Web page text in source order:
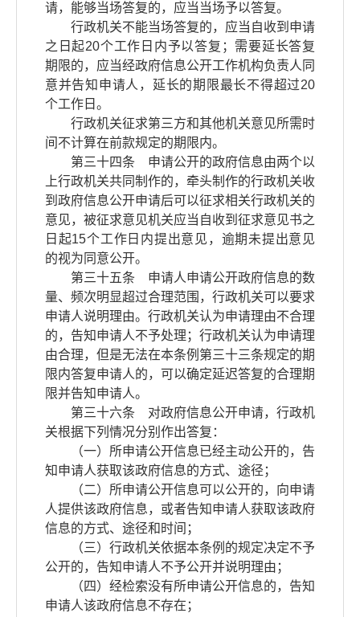
请，能够当场答复的，应当当场予以答复。
行政机关不能当场答复的，应当自收到申请
之日起20个工作日内予以答复；需要延长答复
期限的，应当经政府信息公开工作机构负责人同
意并告知申请人，延长的期限最长不得超过20
个工作日。
行政机关征求第三方和其他机关意见所需时
间不计算在前款规定的期限内。
第三十四条 申请公开的政府信息由两个以
上行政机关共同制作的，牵头制作的行政机关收
到政府信息公开申请后可以征求相关行政机关的
意见，被征求意见机关应当自收到征求意见书之
日起15个工作日内提出意见，逾期未提出意见
的视为同意公开。
第三十五条 申请人申请公开政府信息的数
量、频次明显超过合理范围，行政机关可以要求
申请人说明理由。行政机关认为申请理由不合理
的，告知申请人不予处理；行政机关认为申请理
由合理，但是无法在本条例第三十三条规定的期
限内答复申请人的，可以确定延迟答复的合理期
限并告知申请人。
第三十六条 对政府信息公开申请，行政机
关根据下列情况分别作出答复：
（一）所申请公开信息已经主动公开的，告
知申请人获取该政府信息的方式、途径；
（二）所申请公开信息可以公开的，向申请
人提供该政府信息，或者告知申请人获取该政府
信息的方式、途径和时间；
（三）行政机关依据本条例的规定决定不予
公开的，告知申请人不予公开并说明理由；
（四）经检索没有所申请公开信息的，告知
申请人该政府信息不存在；